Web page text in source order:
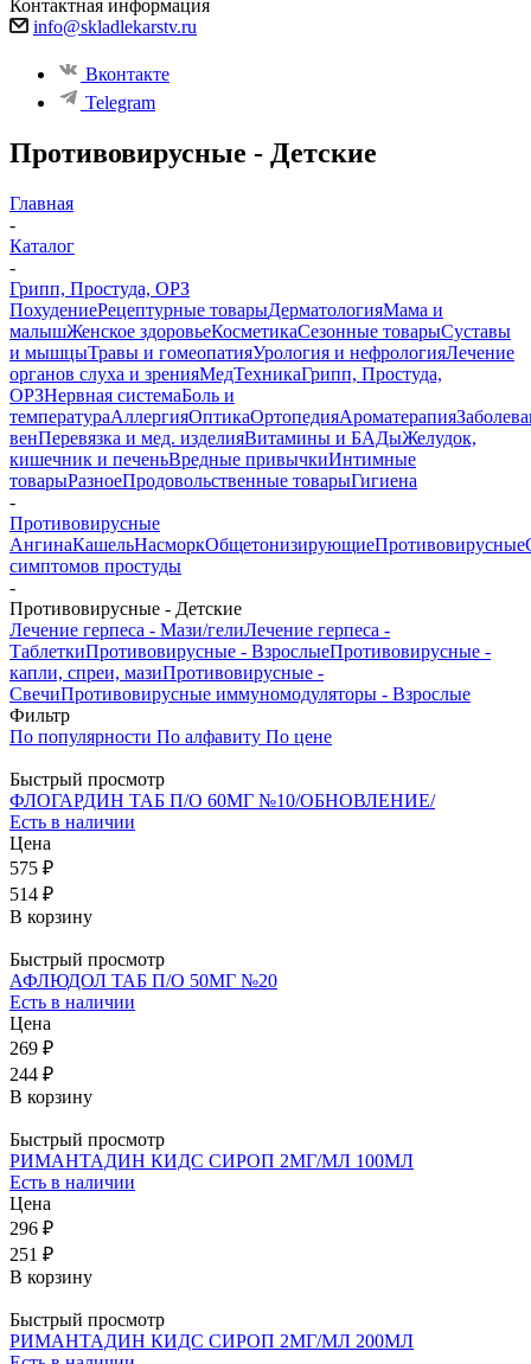
Контактная информация
info@skladlekarstv.ru
Вконтакте
Telegram
Противовирусные - Детские
Главная
-
Каталог
-
Грипп, Простуда, ОРЗ
ПохудениеРецептурные товарыДерматологияМама и
малышЖенское здоровьеКосметикаСезонные товарыСуставы
и мышцыТравы и гомеопатияУрология и нефрологияЛечение
органов слуха и зренияМедТехникаГрипп, Простуда,
ОРЗНервная системаБоль и
температураАллергияОптикаОртопедияАроматерапия
венПеревязка и мед. изделияВитамины и БАДыЖелудок,
кишечник и печеньВредные привычкиИнтимные
товарыРазноеПродовольственные товарыГигиена
-
Противовирусные
АнгинаКашельНасморкОбщетонизирующиеПротивовирусные
симптомов простуды
-
Противовирусные - Детские
Лечение герпеса - Мази/гелиЛечение герпеса -
ТаблеткиПротивовирусные - ВзрослыеПротивовирусные -
капли, спреи, мазиПротивовирусные -
СвечиПротивовирусные иммуномодуляторы - Взрослые
Фильтр
По популярности По алфавиту По цене
Быстрый просмотр
ФЛОГАРДИН ТАБ П/О 60МГ №10/ОБНОВЛЕНИЕ/
Есть в наличии
Цена
575 ₽
514 ₽
В корзину
Быстрый просмотр
АФЛЮДОЛ ТАБ П/О 50МГ №20
Есть в наличии
Цена
269 ₽
244 ₽
В корзину
Быстрый просмотр
РИМАНТАДИН КИДС СИРОП 2МГ/МЛ 100МЛ
Есть в наличии
Цена
296 ₽
251 ₽
В корзину
Быстрый просмотр
РИМАНТАДИН КИДС СИРОП 2МГ/МЛ 200МЛ